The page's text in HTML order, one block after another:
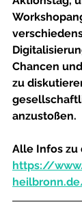
Chancen
zu
anzustoßen.
Alle Infos zu
https://